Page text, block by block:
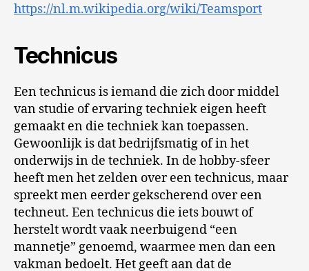
https://nl.m.wikipedia.org/wiki/Teamsport
Technicus
Een technicus is iemand die zich door middel
van studie of ervaring techniek eigen heeft
gemaakt en die techniek kan toepassen.
Gewoonlijk is dat bedrijfsmatig of in het
onderwijs in de techniek. In de hobby-sfeer
heeft men het zelden over een technicus, maar
spreekt men eerder gekscherend over een
techneut. Een technicus die iets bouwt of
herstelt wordt vaak neerbuigend “een
mannetje” genoemd, waarmee men dan een
vakman bedoelt. Het geeft aan dat de